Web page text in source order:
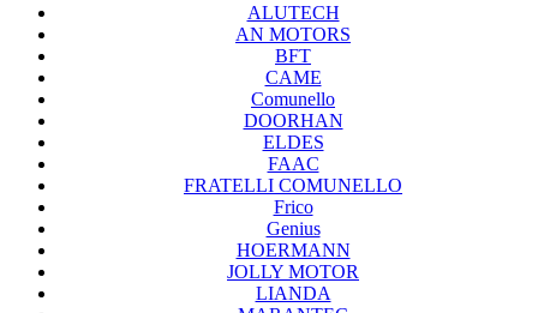
ALUTECH
AN MOTORS
BFT
CAME
Comunello
DOORHAN
ELDES
FAAC
FRATELLI COMUNELLO
Frico
Genius
HOERMANN
JOLLY MOTOR
LIANDA